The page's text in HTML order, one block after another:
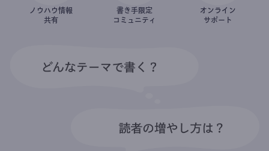
ノウハウ情報
共有
書き手限定
コミュニティ
オンライン
サポート